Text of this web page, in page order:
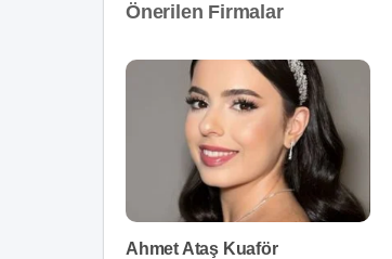
Önerilen Firmalar
Ahmet Ataş Kuaför